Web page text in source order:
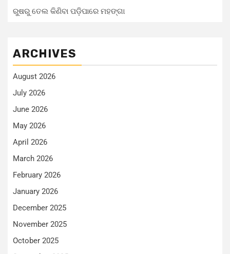
ରୁଷରୁ ତେଲ କିଣିବା ପଡ଼ିପାରେ ମହଙ୍ଗା
ARCHIVES
August 2026
July 2026
June 2026
May 2026
April 2026
March 2026
February 2026
January 2026
December 2025
November 2025
October 2025